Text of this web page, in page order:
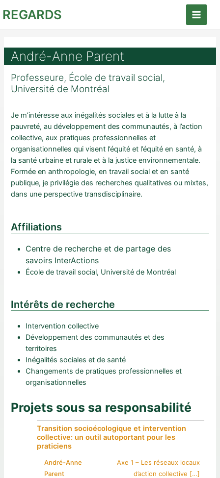
auREGARDS
Main
André-Anne Parent
Professeure, École de travail social,
Université de Montréal
Je m’intéresse aux inégalités sociales et à la lutte à la
pauvreté, au développement des communautés, à l’action
collective, aux pratiques professionnelles et
organisationnelles qui visent l’équité et l’équité en santé, à
la santé urbaine et rurale et à la justice environnementale.
Formée en anthropologie, en travail social et en santé
publique, je privilégie des recherches qualitatives ou mixtes,
dans une perspective transdisciplinaire.
Affiliations
Centre de recherche et de partage des
savoirs InterActions
École de travail social, Université de Montréal
Intérêts de recherche
Intervention collective
Développement des communautés et des
territoires
Inégalités sociales et de santé
Changements de pratiques professionnelles et
organisationnelles
Projets sous sa responsabilité
Transition socioécologique et intervention
collective: un outil autoportant pour les
praticiens
André-Anne
Parent
Axe 1 – Les réseaux locaux
d’action collective […]